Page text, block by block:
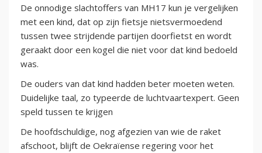
De onnodige slachtoffers van MH17 kun je vergelijken
met een kind, dat op zijn fietsje nietsvermoedend
tussen twee strijdende partijen doorfietst en wordt
geraakt door een kogel die niet voor dat kind bedoeld
was.
De ouders van dat kind hadden beter moeten weten.
Duidelijke taal, zo typeerde de luchtvaartexpert. Geen
speld tussen te krijgen
De hoofdschuldige, nog afgezien van wie de raket
afschoot, blijft de Oekraïense regering voor het